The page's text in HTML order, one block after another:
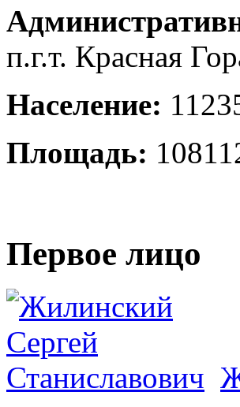
п.г.т. Красная
Население:
Площадь:
Первое лицо